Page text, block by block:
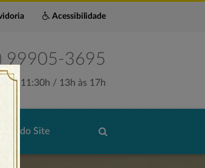
Acessibilidade
99905-3695
às 11:30h / 13h às 17h
do Site